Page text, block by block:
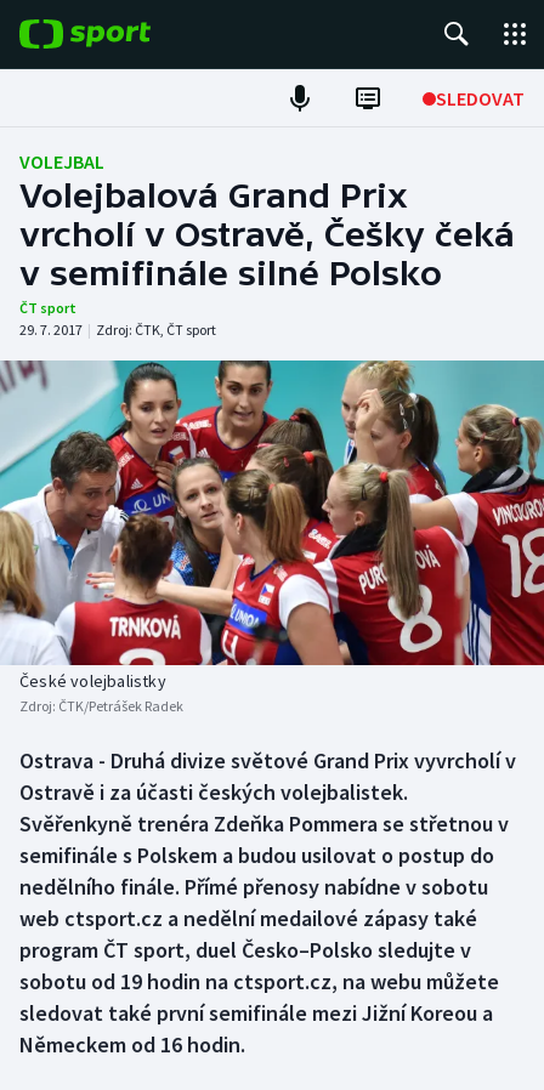
SLEDOVAT
Fotbal
Hokej
Tenis
Atletika
Cyklistika
DALŠÍ SPORTY
Americký fotbal
Baseball a softbal
Basketbal
Biatlon
Box
Curling
Dostihy
Florbal
Futsal
NEPŘEHLÉDNĚTE
Soutěže
Historické návraty
Aplikace ČT sport
VOLEJBAL
Volejbalová Grand Prix
vrcholí v Ostravě, Češky čeká
v semifinále silné Polsko
ČT sport
29. 7. 2017 | Zdroj: ČTK, ČT sport
České volejbalistky
Zdroj: ČTK/Petrášek Radek
Ostrava - Druhá divize světové Grand Prix vyvrcholí v
Ostravě i za účasti českých volejbalistek.
Svěřenkyně trenéra Zdeňka Pommera se střetnou v
semifinále s Polskem a budou usilovat o postup do
nedělního finále. Přímé přenosy nabídne v sobotu
web ctsport.cz a nedělní medailové zápasy také
program ČT sport, duel Česko–Polsko sledujte v
sobotu od 19 hodin na ctsport.cz, na webu můžete
sledovat také první semifinále mezi Jižní Koreou a
Německem od 16 hodin.